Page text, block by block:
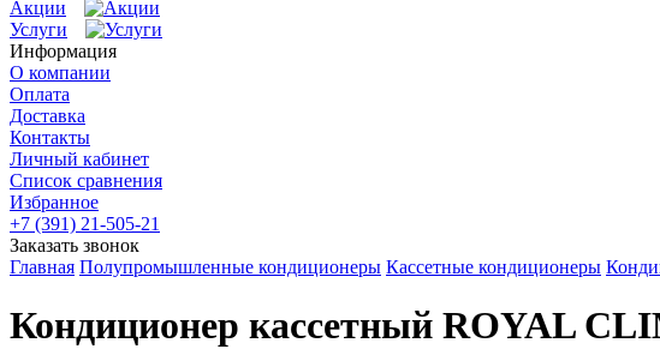
Акции
Услуги
Информация
О компании
Оплата
Доставка
Контакты
Личный кабинет
Список сравнения
Избранное
+7 (391) 21-505-21
Заказать звонок
Главная Полупромышленные кондиционеры Кассетные кондиционеры
Кондиционер кассетный ROYAL